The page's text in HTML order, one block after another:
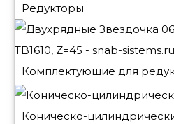
Редукторы
Комплектующие для
Коническо-